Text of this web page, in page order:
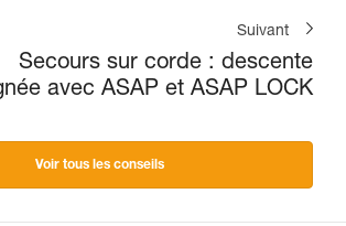
Suivant
Secours sur corde : descente
avec ASAP et ASAP LOCK
Voir tous les conseils